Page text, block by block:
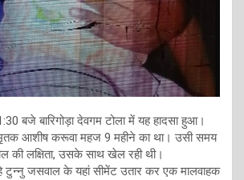
बजे बारिगोड़ा देवगम टोला में यह हादसा हुआ।
आशीष करूवा महज 9 महीने का था। उसी समय
की लक्षिता, उसके साथ खेल रही थी।
टुन्नु जसवाल के यहां सीमेंट उतार कर एक मालवाहक